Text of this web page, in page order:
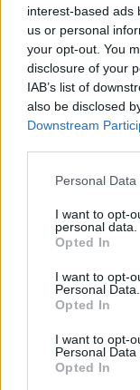
interest-based ads
us or personal
your opt-out. You
disclosure of your
IAB’s list of
also be disclosed
Downstream
Personal
I want to opt-
personal data.
Opted In
I want to opt-
Personal Data.
Opted In
I want to opt-
Personal Data
Opted In
ZAP Taxi
φόρτισης
ΧΡΗΣΤΙΚΑ
13/01/2025 - 12:50
H Huawei
κόμβο